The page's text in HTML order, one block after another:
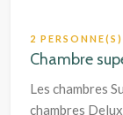
2 PERSONNE(S)
Chambre
Les chambres
chambres